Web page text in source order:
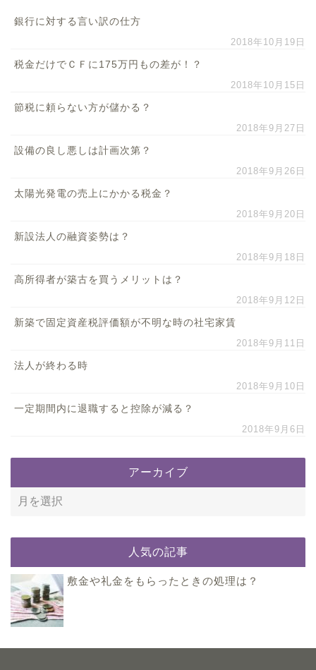
銀行に対する言い訳の仕方
2018年10月19日
税金だけでＣＦに175万円もの差が！？
2018年10月15日
節税に頼らない方が儲かる？
2018年9月27日
設備の良し悪しは計画次第？
2018年9月26日
太陽光発電の売上にかかる税金？
2018年9月20日
新設法人の融資姿勢は？
2018年9月18日
高所得者が築古を買うメリットは？
2018年9月12日
新築で固定資産税評価額が不明な時の社宅家賃
2018年9月11日
法人が終わる時
2018年9月10日
一定期間内に退職すると控除が減る？
2018年9月6日
アーカイブ
人気の記事
敷金や礼金をもらったときの処理は？